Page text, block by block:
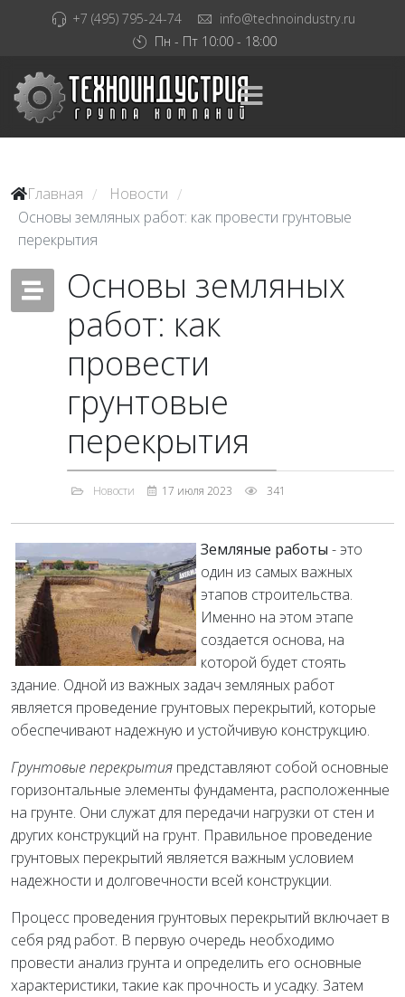
+7 (495) 795-24-74
info@technoindustry.ru
Пн - Пт 10:00 - 18:00
Главная / Новости /
Основы земляных работ: как провести грунтовые
перекрытия
Основы земляных
работ: как
провести
грунтовые
перекрытия
Новости 17 июля 2023 341
Земляные работы - это
один из самых важных
этапов строительства.
Именно на этом этапе
создается основа, на
которой будет стоять
здание. Одной из важных задач земляных работ
является проведение грунтовых перекрытий, которые
обеспечивают надежную и устойчивую конструкцию.
Грунтовые перекрытия представляют собой основные
горизонтальные элементы фундамента, расположенные
на грунте. Они служат для передачи нагрузки от стен и
других конструкций на грунт. Правильное проведение
грунтовых перекрытий является важным условием
надежности и долговечности всей конструкции.
Процесс проведения грунтовых перекрытий включает в
себя ряд работ. В первую очередь необходимо
провести анализ грунта и определить его основные
характеристики, такие как прочность и усадку. Затем